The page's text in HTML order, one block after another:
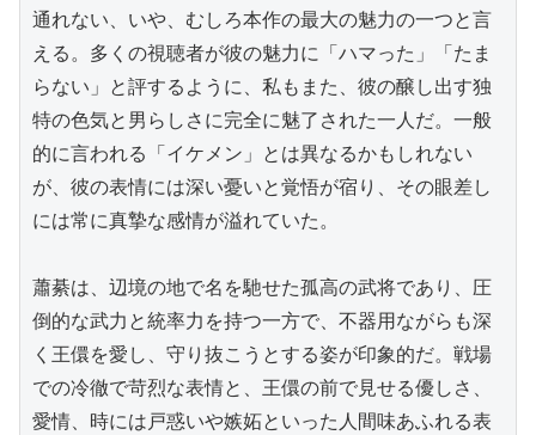
通れない、いや、むしろ本作の最大の魅力の一つと言
える。多くの視聴者が彼の魅力に「ハマった」「たま
らない」と評するように、私もまた、彼の醸し出す独
特の色気と男らしさに完全に魅了された一人だ。一般
的に言われる「イケメン」とは異なるかもしれない
が、彼の表情には深い憂いと覚悟が宿り、その眼差し
には常に真摯な感情が溢れていた。
蕭綦は、辺境の地で名を馳せた孤高の武将であり、圧
倒的な武力と統率力を持つ一方で、不器用ながらも深
く王儇を愛し、守り抜こうとする姿が印象的だ。戦場
での冷徹で苛烈な表情と、王儇の前で見せる優しさ、
愛情、時には戸惑いや嫉妬といった人間味あふれる表